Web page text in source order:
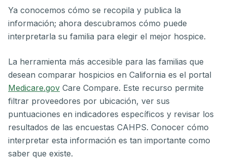
Ya conocemos cómo se recopila y publica la
información; ahora descubramos cómo puede
interpretarla su familia para elegir el mejor hospice.
La herramienta más accesible para las familias que
desean comparar hospicios en California es el portal
Medicare.gov Care Compare. Este recurso permite
filtrar proveedores por ubicación, ver sus
puntuaciones en indicadores específicos y revisar los
resultados de las encuestas CAHPS. Conocer cómo
interpretar esta información es tan importante como
saber que existe.